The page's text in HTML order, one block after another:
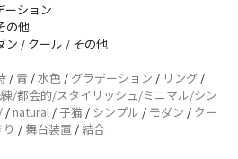
ーション
の他
ン / クール / その他
/ 青 /水色 / グラデーション / リング /
/都会的/スタイリッシュ/ミニマル/シン
/natural /子猫 / シンプル / モダン / クー
/ 舞台装置 / 結合